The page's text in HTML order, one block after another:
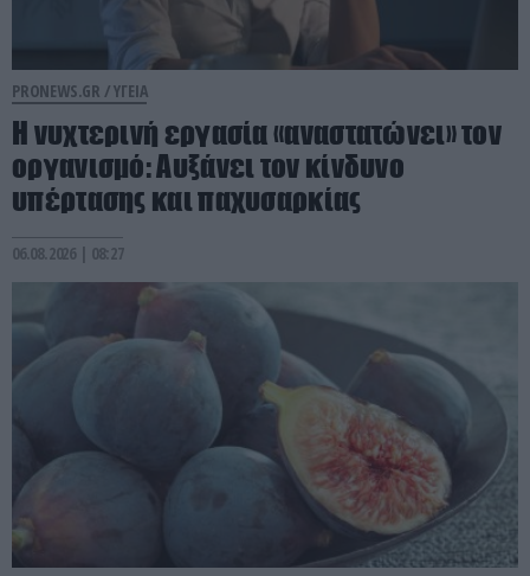
PRONEWS.GR /ΥΓΕΙΑ
Η νυχτερινή εργασία «αναστατώνει» τον
οργανισμό: Αυξάνει τον κίνδυνο
υπέρτασης και παχυσαρκίας
06.08.2026 | 08:27